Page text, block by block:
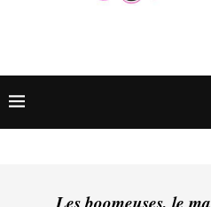
Les boomeuses, le